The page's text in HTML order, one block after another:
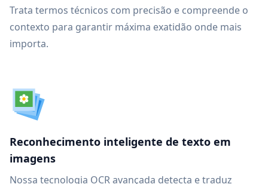
Trata termos técnicos com precisão e compreende o
contexto para garantir máxima exatidão onde mais
importa.
Reconhecimento inteligente de texto em
imagens
Nossa tecnologia OCR avançada detecta e traduz